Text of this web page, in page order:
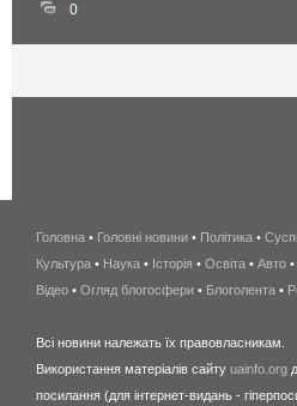
0
Головна • Головні новини • Політика •
Культура • Наука • Історія • Освіта • Авто •
Відео • Огляд блогосфери • Блоголента •
Всі новини належать їх правовласникам.
Використання матеріалів сайту uainfo.org
посилання (для інтернет-видань -